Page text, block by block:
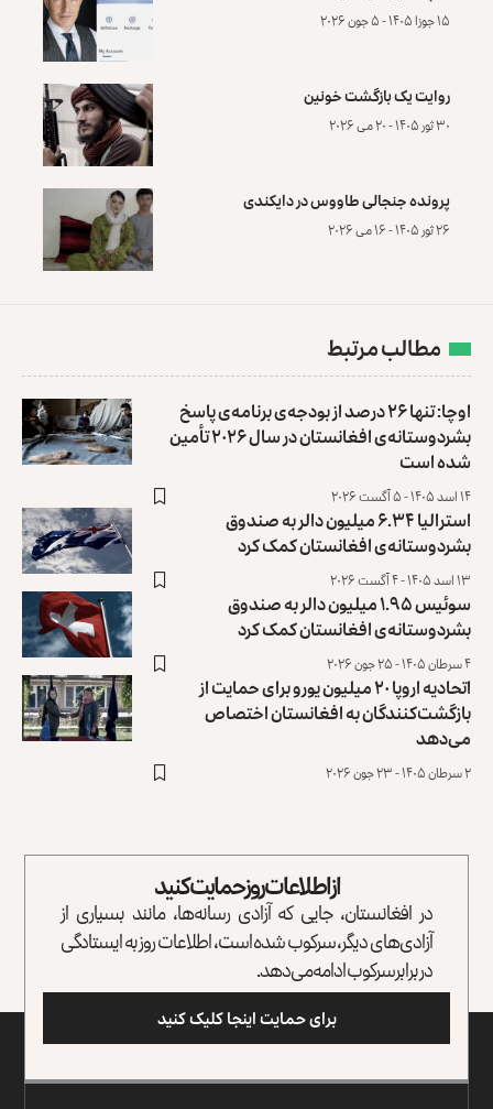
۱۵ جوزا ۱۴۰۵ - ۵ جون ۲۰۲۶
روایت یک بازگشت خونین
۳۰ ثور ۱۴۰۵ - ۲۰ می ۲۰۲۶
پرونده‌ جنجالی طاووس در دایکندی
۲۶ ثور ۱۴۰۵ - ۱۶ می ۲۰۲۶
مطالب مرتبط
اوچا: تنها ۲۶ درصد از بودجه‌ی برنامه‌ی پاسخ
بشردوستانه‌ی افغانستان در سال ۲۰۲۶ تأمین
شده است
۱۴ اسد ۱۴۰۵ - ۵ آگست ۲۰۲۶
استرالیا ۶.۳۴ میلیون دالر به صندوق
بشردوستانه‌ی افغانستان کمک کرد
۱۳ اسد ۱۴۰۵ - ۴ آگست ۲۰۲۶
سوئیس ۱.۹۵ میلیون دالر به صندوق
بشردوستانه‌ی افغانستان کمک کرد
۴ سرطان ۱۴۰۵ - ۲۵ جون ۲۰۲۶
اتحادیه اروپا ۲۰ میلیون یورو برای حمایت از
بازگشت‌کنندگان به افغانستان اختصاص
می‌دهد
۲ سرطان ۱۴۰۵ - ۲۳ جون ۲۰۲۶
از اطلاعات روز حمایت کنید
در افغانستان، جایی که آزادی رسانه‌ها، مانند بسیاری از
آزادی‌های دیگر، سرکوب شده است، اطلاعات روز به ایستادگی
در برابر سرکوب ادامه می‌دهد.
برای حمایت اینجا کلیک کنید